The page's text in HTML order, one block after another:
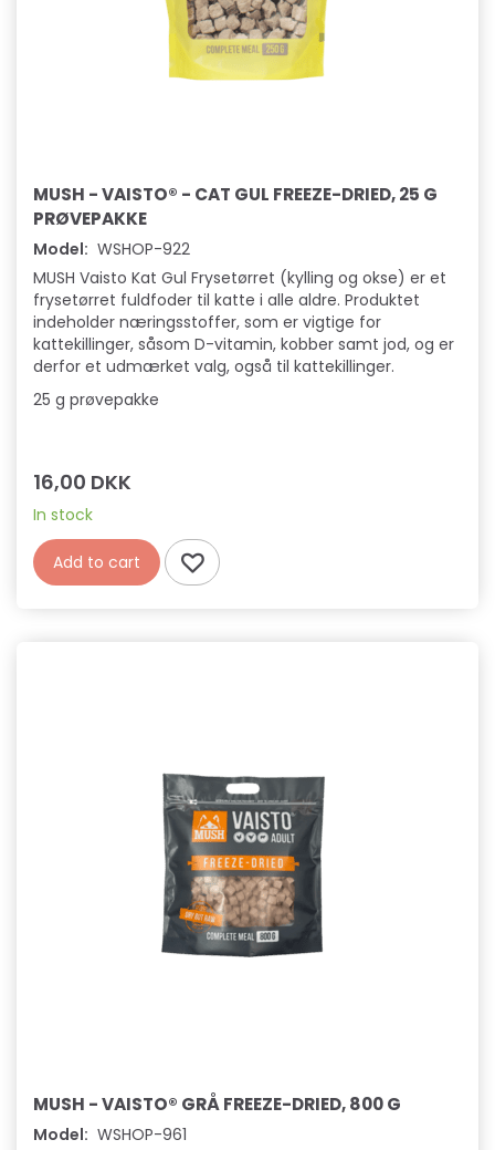
MUSH - VAISTO® - CAT GUL FREEZE-DRIED, 25 G
PRØVEPAKKE
Model: WSHOP-922
MUSH Vaisto Kat Gul Frysetørret (kylling og okse) er et
frysetørret fuldfoder til katte i alle aldre. Produktet
indeholder næringsstoffer, som er vigtige for
kattekillinger, såsom D-vitamin, kobber samt jod, og er
derfor et udmærket valg, også til kattekillinger.
25 g prøvepakke
16,00 DKK
In stock
Add to cart
MUSH - VAISTO® GRÅ FREEZE-DRIED, 800 G
Model: WSHOP-961